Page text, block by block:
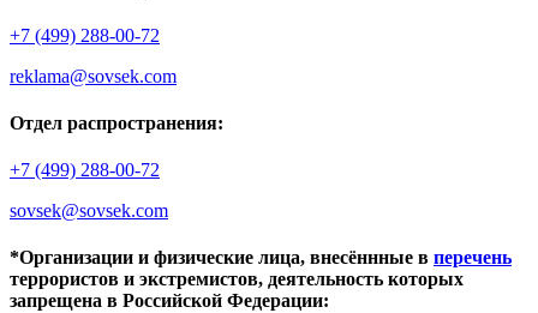
+7 (499) 288-00-72
reklama@sovsek.com
Отдел распространения:
+7 (499) 288-00-72
sovsek@sovsek.com
*Организации и физические лица, внесённные в перечень
террористов и экстремистов, деятельность которых
запрещена в Российской Федерации: